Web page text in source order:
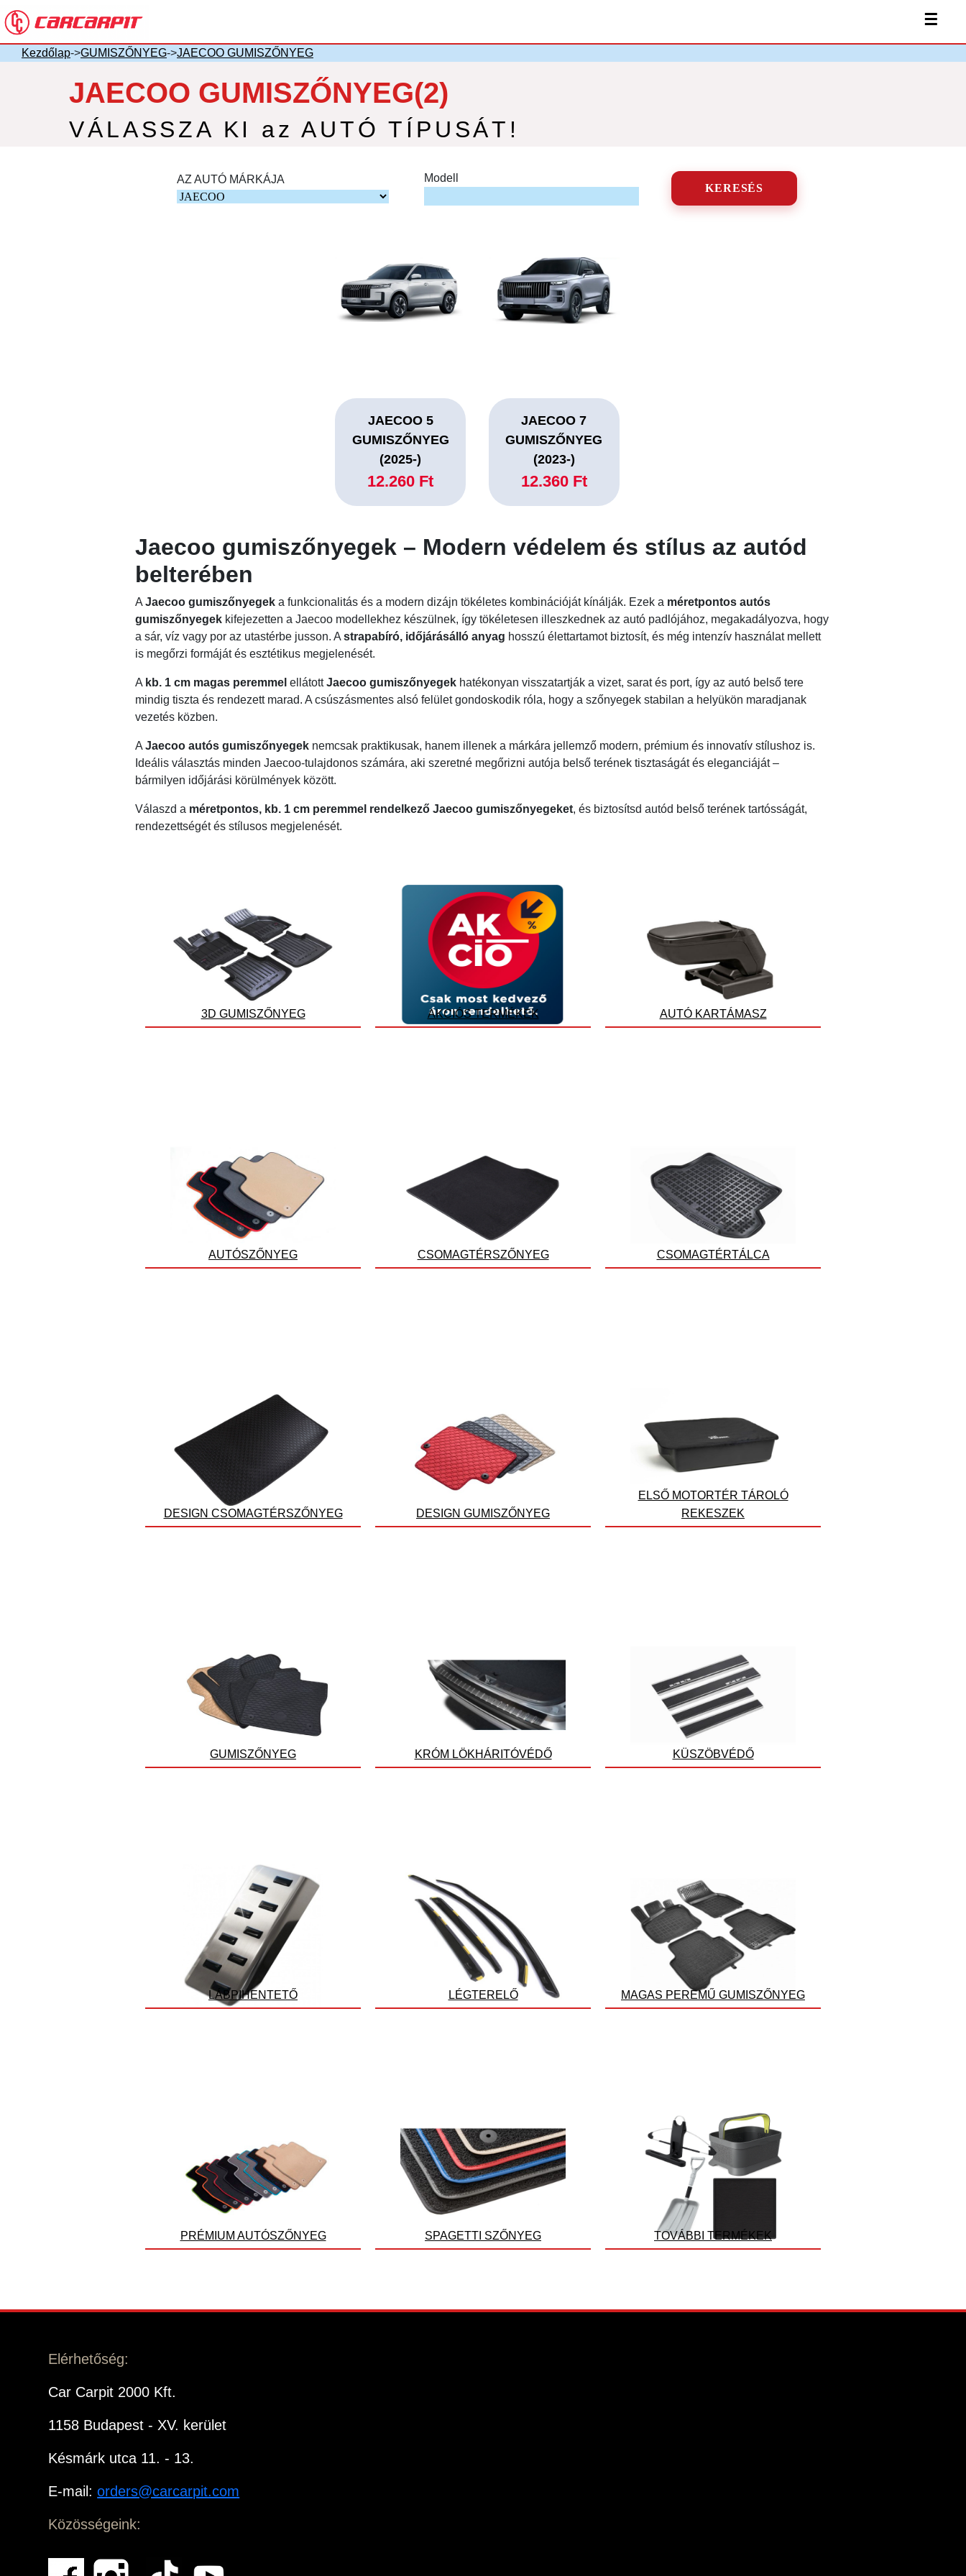
☰
Kezdőlap->GUMISZŐNYEG->JAECOO GUMISZŐNYEG
JAECOO GUMISZŐNYEG(2)
VÁLASSZA KI az AUTÓ TÍPUSÁT!
AZ AUTÓ MÁRKÁJA
Modell
KERESÉS
JAECOO 5
GUMISZŐNYEG
(2025-)
12.260 Ft
JAECOO 7
GUMISZŐNYEG
(2023-)
12.360 Ft
Jaecoo gumiszőnyegek – Modern védelem és stílus az autód
belterében
AJaecoo gumiszőnyegek a funkcionalitás és a modern dizájn tökéletes kombinációját kínálják. Ezek a méretpontos autós
gumiszőnyegek kifejezetten a Jaecoo modellekhez készülnek, így tökéletesen illeszkednek az autó padlójához, megakadályozva, hogy
a sár, víz vagy por az utastérbe jusson. Astrapabíró, időjárásálló anyag hosszú élettartamot biztosít, és még intenzív használat mellett
is megőrzi formáját és esztétikus megjelenését.
A kb. 1 cm magas peremmel ellátottJaecoo gumiszőnyegek hatékonyan visszatartják a vizet, sarat és port, így az autó belső tere
mindig tiszta és rendezett marad. A csúszásmentes alsó felület gondoskodik róla, hogy a szőnyegek stabilan a helyükön maradjanak
vezetés közben.
AJaecoo autós gumiszőnyegek nemcsak praktikusak, hanem illenek a márkára jellemző modern, prémium és innovatív stílushoz is.
Ideális választás minden Jaecoo-tulajdonos számára, aki szeretné megőrizni autója belső terének tisztaságát és eleganciáját –
bármilyen időjárási körülmények között.
Válaszd a méretpontos, kb. 1 cm peremmel rendelkező Jaecoo gumiszőnyegeket, és biztosítsd autód belső terének tartósságát,
rendezettségét és stílusos megjelenését.
3D GUMISZŐNYEG AKCIÓS TERMÉKEK AUTÓ KARTÁMASZ
AUTÓSZŐNYEG CSOMAGTÉRSZŐNYEG CSOMAGTÉRTÁLCA
DESIGN CSOMAGTÉRSZŐNYEG DESIGN GUMISZŐNYEG
ELSŐ MOTORTÉR TÁROLÓ
REKESZEK
GUMISZŐNYEG KRÓM LÖKHÁRITÓVÉDŐ KÜSZÖBVÉDŐ
LÁBPIHENTETŐ LÉGTERELŐ MAGAS PEREMŰ GUMISZŐNYEG
PRÉMIUM AUTÓSZŐNYEG SPAGETTI SZŐNYEG TOVÁBBI TERMÉKEK
Elérhetőség:
Car Carpit 2000 Kft.
1158 Budapest - XV. kerület
Késmárk utca 11. - 13.
E-mail:orders@carcarpit.com
Közösségeink: